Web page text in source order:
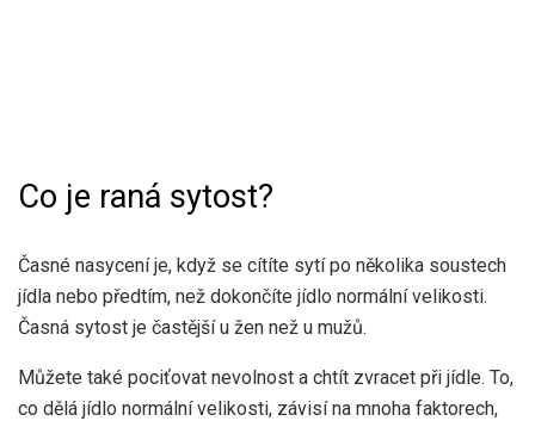
Co je raná sytost?
Časné nasycení je, když se cítíte sytí po několika soustech
jídla nebo předtím, než dokončíte jídlo normální velikosti.
Časná sytost je častější u žen než u mužů.
Můžete také pociťovat nevolnost a chtít zvracet při jídle. To,
co dělá jídlo normální velikosti, závisí na mnoha faktorech,